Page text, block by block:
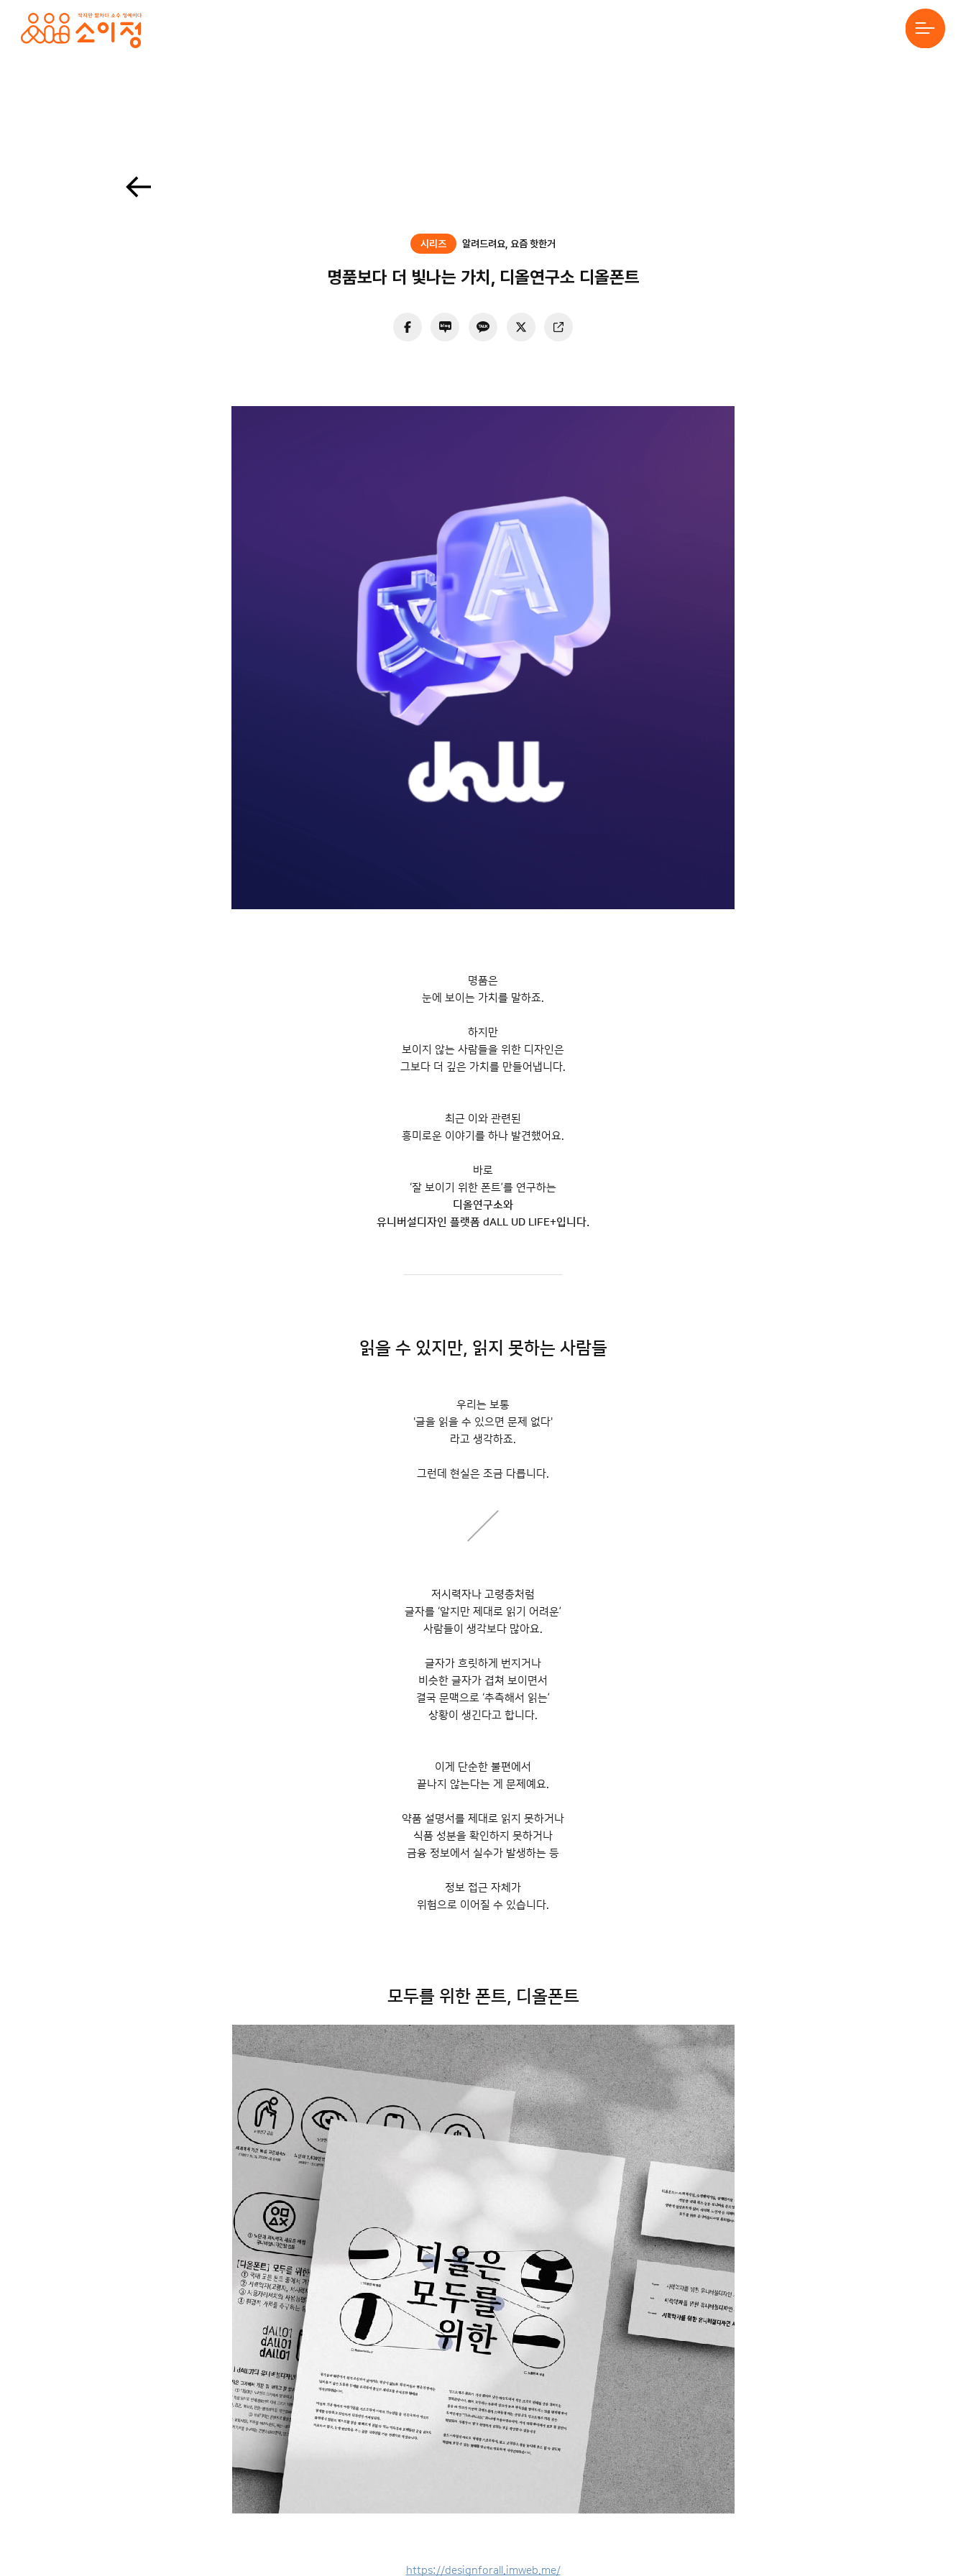
시리즈 알려드려요, 요즘 핫한거
명품보다 더 빛나는 가치, 디올연구소 디올폰트
명품은
눈에 보이는 가치를 말하죠.
하지만
보이지 않는 사람들을 위한 디자인은
그보다 더 깊은 가치를 만들어냅니다.
최근 이와 관련된
흥미로운 이야기를 하나 발견했어요.
바로
‘잘 보이기 위한 폰트’를 연구하는
디올연구소와
유니버설디자인 플랫폼 dALL UD LIFE+입니다.
읽을 수 있지만, 읽지 못하는 사람들
우리는 보통
'글을 읽을 수 있으면 문제 없다'
라고 생각하죠.
그런데 현실은 조금 다릅니다.
저시력자나 고령층처럼
글자를 ‘알지만 제대로 읽기 어려운’
사람들이 생각보다 많아요.
글자가 흐릿하게 번지거나
비슷한 글자가 겹쳐 보이면서
결국 문맥으로 ‘추측해서 읽는’
상황이 생긴다고 합니다.
이게 단순한 불편에서
끝나지 않는다는 게 문제예요.
약품 설명서를 제대로 읽지 못하거나
식품 성분을 확인하지 못하거나
금융 정보에서 실수가 발생하는 등
정보 접근 자체가
위험으로 이어질 수 있습니다.
모두를 위한 폰트, 디올폰트
https://designforall.imweb.me/
확인